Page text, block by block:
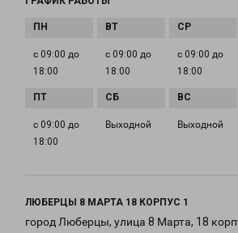
с 09:00 до
18:00
с 09:00 до
18:00
с 09:00 до
18:00
с 09:00 до
18:00
Выходной Выходной
ЛЮБЕРЦЫ 8 МАРТА 18 КОРПУС 1
город Люберцы, улица 8 Марта, 18